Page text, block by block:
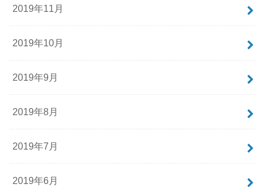
2019年11月
2019年10月
2019年9月
2019年8月
2019年7月
2019年6月